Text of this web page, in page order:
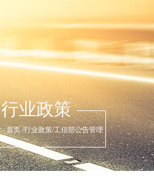
行业政策
首页/行业政策/工信部公告管理